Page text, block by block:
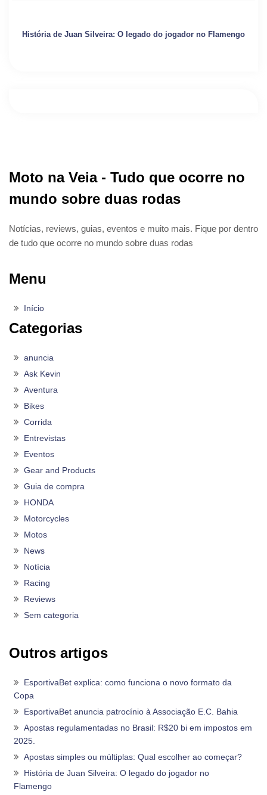
História de Juan Silveira: O legado do jogador no Flamengo
Moto na Veia - Tudo que ocorre no
mundo sobre duas rodas
Notícias, reviews, guias, eventos e muito mais. Fique por dentro
de tudo que ocorre no mundo sobre duas rodas
Menu
Início
Categorias
anuncia
Ask Kevin
Aventura
Bikes
Corrida
Entrevistas
Eventos
Gear and Products
Guia de compra
HONDA
Motorcycles
Motos
News
Notícia
Racing
Reviews
Sem categoria
Outros artigos
EsportivaBet explica: como funciona o novo formato da
Copa
EsportivaBet anuncia patrocínio à Associação E.C. Bahia
Apostas regulamentadas no Brasil: R$20 bi em impostos em
2025.
Apostas simples ou múltiplas: Qual escolher ao começar?
História de Juan Silveira: O legado do jogador no
Flamengo